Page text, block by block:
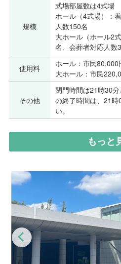
規模
式場部屋数は4式場
ホール（4式場）：
人数150名
大ホール（ホール2
名、会葬者対応人数
使用料
ホール：市民
大ホール：市民
その他
閉門時間は21時30
の終了時間は、21時
い。
もっと
Previous